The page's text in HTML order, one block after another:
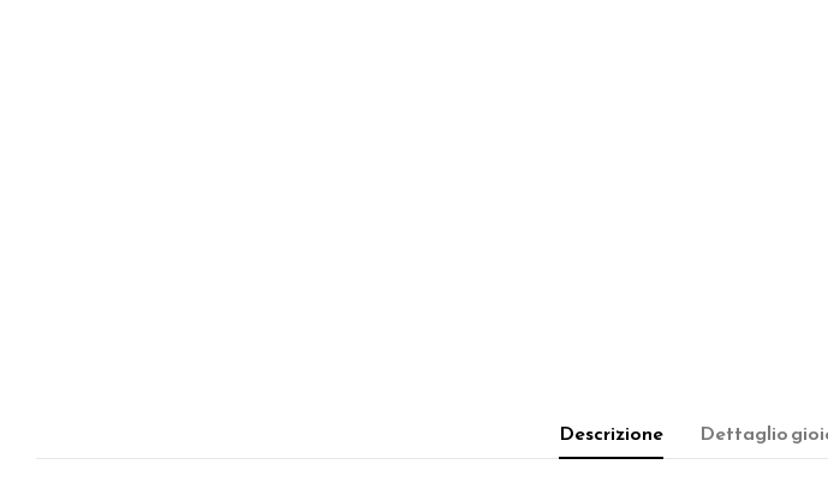
Descrizione Dettaglio